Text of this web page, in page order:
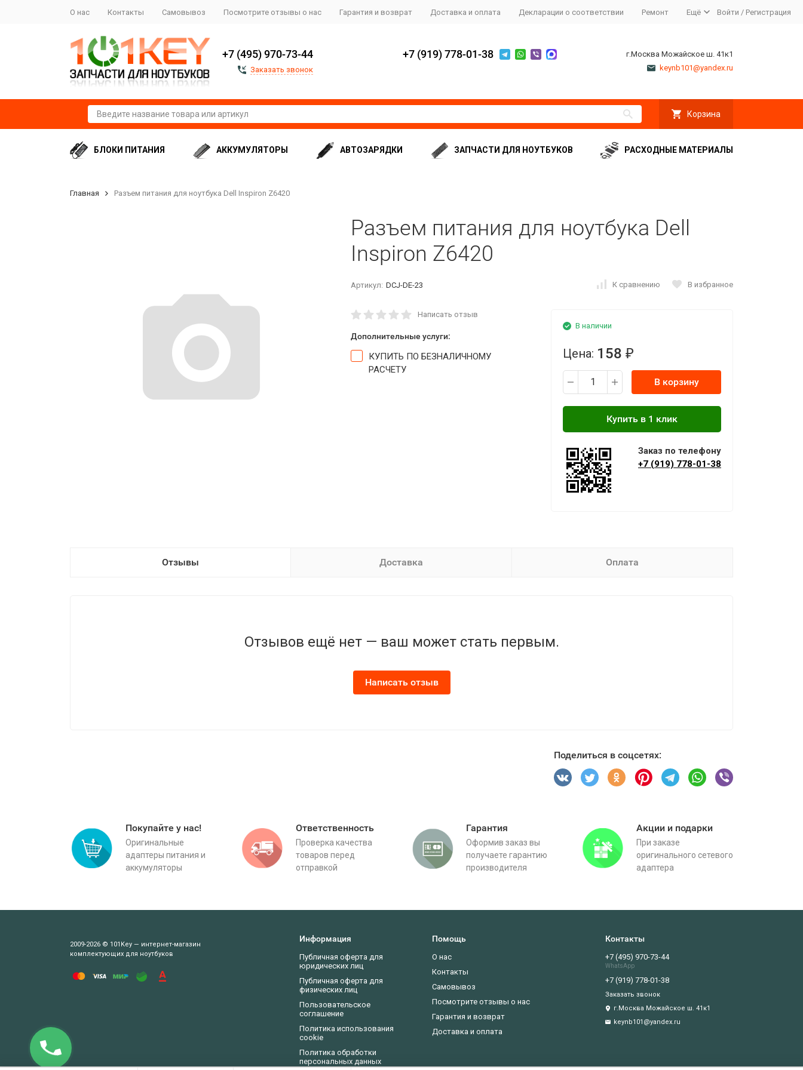
О нас Контакты Самовывоз Посмотрите отзывы о нас Гарантия и возврат Доставка и оплата Декларации о соответствии Ремонт Ещё Войти / Регистрация
+7 (495) 970-73-44
Заказать звонок
+7 (919) 778-01-38
г.Москва Можайское ш. 41к1
keynb101@yandex.ru
Корзина
БЛОКИ ПИТАНИЯ АККУМУЛЯТОРЫ АВТОЗАРЯДКИ ЗАПЧАСТИ ДЛЯ НОУТБУКОВ РАСХОДНЫЕ МАТЕРИАЛЫ
Главная Разъем питания для ноутбука Dell Inspiron Z6420
Разъем питания для ноутбука Dell
Inspiron Z6420
Артикул: DCJ-DE-23 К сравнению В избранное
Написать отзыв
Дополнительные услуги:
КУПИТЬ ПО БЕЗНАЛИЧНОМУ
РАСЧЕТУ
В наличии
Цена: 158 ₽
В корзину
Заказ по телефону
+7 (919) 778-01-38
Отзывы Доставка Оплата
Отзывов ещё нет — ваш может стать первым.
Написать отзыв
Поделиться в соцсетях:
Покупайте у нас!
Оригинальные
адаптеры питания и
аккумуляторы
Ответственность
Проверка качества
товаров перед
отправкой
Гарантия
Оформив заказ вы
получаете гарантию
производителя
Акции и подарки
При заказе
оригинального сетевого
адаптера
2009-2026 © 101Key — интернет-магазин
комплектующих для ноутбуков
Информация
Публичная оферта для
юридических лиц
Публичная оферта для
физических лиц
Пользовательское
соглашение
Политика использования
cookie
Политика обработки
персональных данных
Помощь
О нас
Контакты
Самовывоз
Посмотрите отзывы о нас
Гарантия и возврат
Доставка и оплата
Контакты
+7 (495) 970-73-44
WhatsApp
+7 (919) 778-01-38
Заказать звонок
г.Москва Можайское ш. 41к1
keynb101@yandex.ru